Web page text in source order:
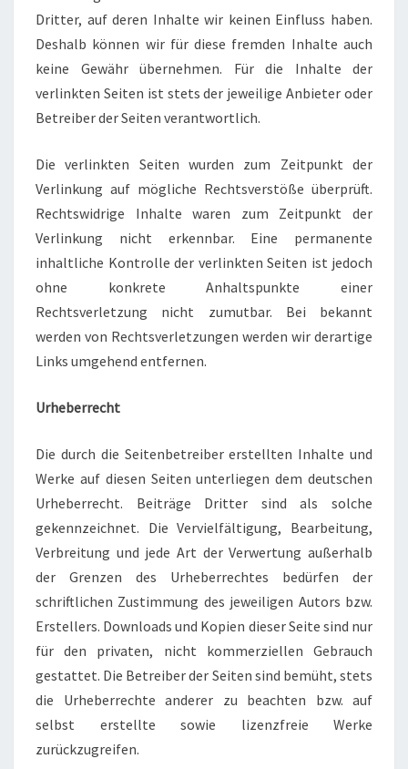
Dritter, auf deren Inhalte wir keinen Einfluss haben.
Deshalb können wir für diese fremden Inhalte auch
keine Gewähr übernehmen. Für die Inhalte der
verlinkten Seiten ist stets der jeweilige Anbieter oder
Betreiber der Seiten verantwortlich.
Die verlinkten Seiten wurden zum Zeitpunkt der
Verlinkung auf mögliche Rechtsverstöße überprüft.
Rechtswidrige Inhalte waren zum Zeitpunkt der
Verlinkung nicht erkennbar. Eine permanente
inhaltliche Kontrolle der verlinkten Seiten ist jedoch
ohne konkrete Anhaltspunkte einer
Rechtsverletzung nicht zumutbar. Bei bekannt
werden von Rechtsverletzungen werden wir derartige
Links umgehend entfernen.
Urheberrecht
Die durch die Seitenbetreiber erstellten Inhalte und
Werke auf diesen Seiten unterliegen dem deutschen
Urheberrecht. Beiträge Dritter sind als solche
gekennzeichnet. Die Vervielfältigung, Bearbeitung,
Verbreitung und jede Art der Verwertung außerhalb
der Grenzen des Urheberrechtes bedürfen der
schriftlichen Zustimmung des jeweiligen Autors bzw.
Erstellers. Downloads und Kopien dieser Seite sind nur
für den privaten, nicht kommerziellen Gebrauch
gestattet. Die Betreiber der Seiten sind bemüht, stets
die Urheberrechte anderer zu beachten bzw. auf
selbst erstellte sowie lizenzfreie Werke
zurückzugreifen.